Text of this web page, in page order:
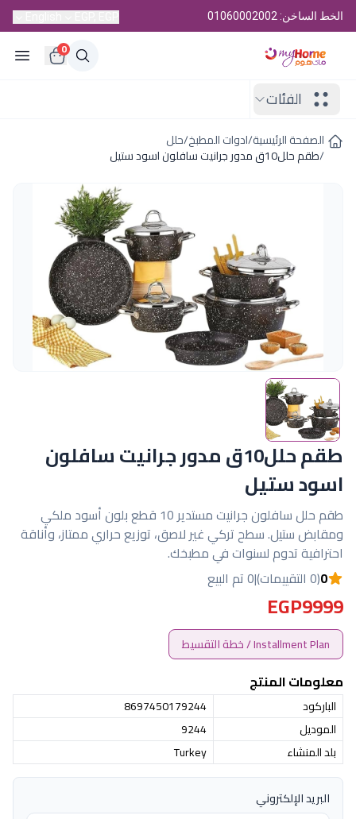
الخط الساخن: 01060002002
0
الفئات
الصفحة الرئيسية/ادوات المطبخ/حلل
/طقم حلل10ق مدور جرانيت سافلون اسود ستيل
طقم حلل10ق مدور جرانيت سافلون
اسود ستيل
طقم حلل سافلون جرانيت مستدير 10 قطع بلون أسود ملكي
ومقابض ستيل. سطح تركي غير لاصق، توزيع حراري ممتاز، وأناقة
احترافية تدوم لسنوات في مطبخك.
0(0 التقييمات) |0 تم البيع
EGP9999
Installment Plan / خطة التقسيط
معلومات المنتج
الباركود
8697450179244
الموديل
9244
بلد المنشاء
Turkey
البريد الإلكتروني